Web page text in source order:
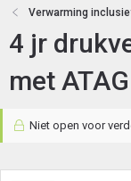
Verwarming
4 jr
met
Niet open voor